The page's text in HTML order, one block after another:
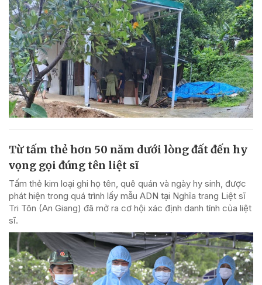
Từ tấm thẻ hơn 50 năm dưới lòng đất đến hy
vọng gọi đúng tên liệt sĩ
Tấm thẻ kim loại ghi họ tên, quê quán và ngày hy sinh, được
phát hiện trong quá trình lấy mẫu ADN tại Nghĩa trang Liệt sĩ
Tri Tôn (An Giang) đã mở ra cơ hội xác định danh tính của liệt
sĩ.